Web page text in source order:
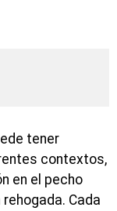
tener
contextos,
en el pecho
Cada